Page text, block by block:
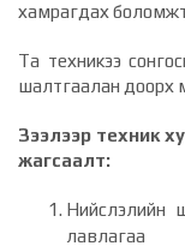
хамрагдах
Та техникээ
шалтгаалан доорх
Зээлээр техник
жагсаалт:
Нийслэлийн
лавлагаа